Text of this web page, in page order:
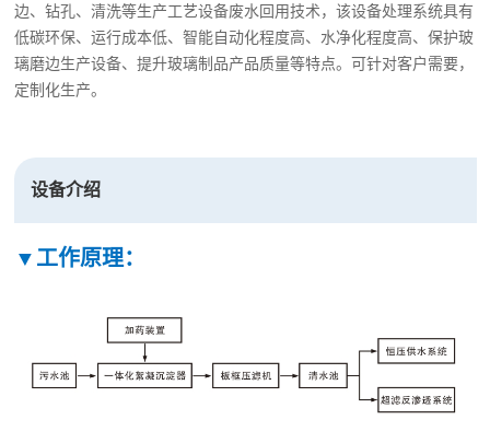
边、钻孔、清洗等生产工艺设备废水回用技术，该设备处理系统具有
低碳环保、运行成本低、智能自动化程度高、水净化程度高、保护玻
璃磨边生产设备、提升玻璃制品产品质量等特点。可针对客户需要，
定制化生产。
设备介绍
▼工作原理：